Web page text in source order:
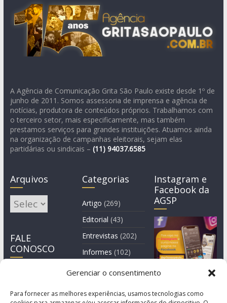
Gerenciar o consentimento
Para fornecer as melhores experiências, usamos tecnologias como
A Agência de Comunicação Grita São Paulo existe desde 1º de
junho de 2011. Somos assessoria de imprensa e agência de
notícias, produtora de conteúdos próprios. Trabalhamos com
o terceiro setor, mais especificamente, mas também
prestamos serviços para grandes instituições. Atuamos ainda
na organização de campanhas eleitorais, sejam elas
partidárias ou sindicais – (11) 94037.6585
Arquivos
Arquivos
FALE
CONOSCO
Categorias
Artigo (269)
Editorial (43)
Entrevistas (202)
Informes (102)
Manchete
Instagram e
Facebook da
AGSP